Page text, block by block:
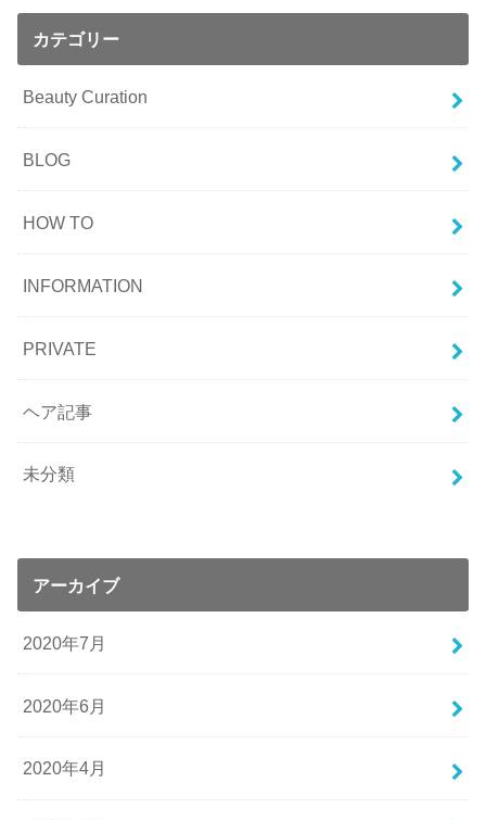
カテゴリー
Beauty Curation
BLOG
HOW TO
INFORMATION
PRIVATE
ヘア記事
未分類
アーカイブ
2020年7月
2020年6月
2020年4月